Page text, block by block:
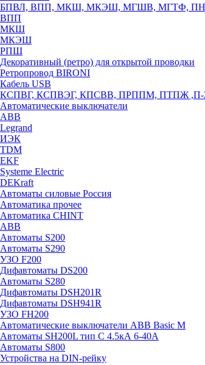
БПВЛ, ВПП, МКШ, МКЭШ, МГШВ, МГТФ,
ВПП
МКШ
МКЭШ
РПШ
Декоративный (ретро) для открытой проводки
Ретропровод BIRONI
Кабель USB
КСПВГ, КСПВЭГ, КПСВВ, ПРППМ, ПТПЖ
Автоматические выключатели
ABB
Legrand
ИЭК
TDM
EKF
Systeme Electric
DEKraft
Автоматы силовые Россия
Автоматика прочее
Автоматика CHINT
ABB
Автоматы S200
Автоматы S290
УЗО F200
Дифавтоматы DS200
Автоматы S280
Дифавтоматы DSH201R
Дифавтоматы DSH941R
УЗО FH200
Автоматические выключатели ABB Basic M
Автоматы SH200L тип С 4.5кА 6-40А
Автоматы S800
Устройства на DIN-рейку